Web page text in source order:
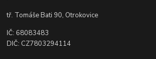
tř. Tomáše Bati 90, Otrokovice
IČ: 68083483
DIČ: CZ7803294114